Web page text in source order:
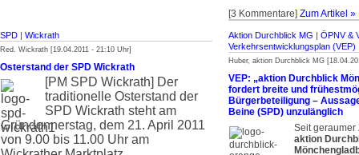
[3 Kommentare] Zum Artikel »
SPD | Wickrath
Red. Wickrath [19.04.2011 - 21:10 Uhr]
Osterstand der SPD Wickrath
[PM SPD Wickrath] Der
traditionelle Osterstand der
SPD Wickrath steht am
Gründonnerstag, dem 21. April 2011
von 9.00 bis 11.00 Uhr am
Aktion Durchblick MG | ÖPNV &
Verkehrsentwicklungsplan (VEP)
Huber, aktion Durchblick MG
VEP: „aktion Durchblick
fordert breite und
Bürgerbeteiligung –
Beine (SPD) unzulänglich
Seit geraumer
aktion